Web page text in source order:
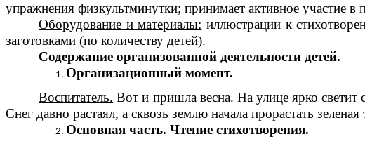
упражнения физкультминутки; принимает активное участие в
Оборудование и материалы: иллюстрации к
заготовками (по количеству детей).
Содержание организованной деятельности детей.
Организационный момент.
Воспитатель. Вот и пришла весна. На улице ярко
Снег давно растаял, а сквозь землю начала прорастать зеленая
Основная часть. Чтение стихотворения.